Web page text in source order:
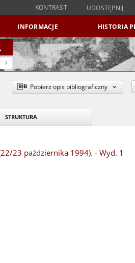
KONTRAST UDOSTĘPNIJ
INFORMACJE HISTORIA
?
Pobierz opis bibliograficzny
STRUKTURA
23 października 1994). - Wyd. 1